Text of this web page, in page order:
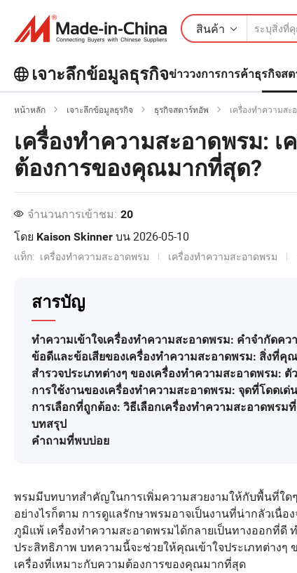
สินค้า
เจาะลึกข้อมูลธุรกิจข่าววงการการค้าธุรกิจส
เจาะลึกข้อมูลธุรกิจ!
หน้าหลัก เจาะลึกข้อมูลธุรกิจ ธุรกิจสตาร์ทอัพ เครื่องทำความส
เครื่องทำความสะอาดพรม:
ต้องการของคุณมากที่สุด?
จำนวนการเข้าชม: 20
โดย Kaison Skinner บน2026-05-10
แท็ก: เครื่องทำความสะอาดพรม เครื่องทำความสะอาดพรม
สารบัญ
ทำความเข้าใจเครื่องทำความสะอาดพรม: คำจำกัดค
ข้อดีและข้อเสียของเครื่องทำความสะอาดพรม: สิ่งที่คุ
สำรวจประเภทต่างๆ ของเครื่องทำความสะอาดพรม:
การใช้งานของเครื่องทำความสะอาดพรม: จุดที่โดดเด่น
การเลือกที่ถูกต้อง: วิธีเลือกเครื่องทำความสะอาดพร
บทสรุป
คำถามที่พบบ่อย
พรมมีบทบาทสำคัญในการเพิ่มความสวยงามให้กับพื้นที่ใด
อย่างไรก็ตาม การดูแลรักษาพรมอาจเป็นงานที่น่ากลัวเนื่
ภูมิแพ้ เครื่องทำความสะอาดพรมได้กลายเป็นทางออกที่ดี
ประสิทธิภาพ บทความนี้จะช่วยให้คุณเข้าใจประเภทต่างๆ
เครื่องที่เหมาะกับความต้องการของคุณมากที่สุด